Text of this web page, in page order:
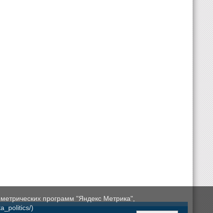
программ "Яндекс Метрика",
)